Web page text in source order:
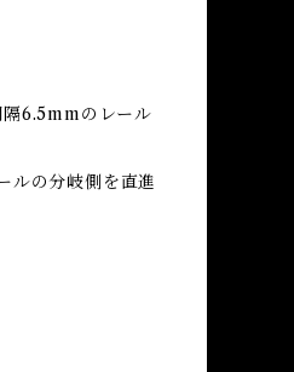
6.5mmのレール
ルの分岐側を直進